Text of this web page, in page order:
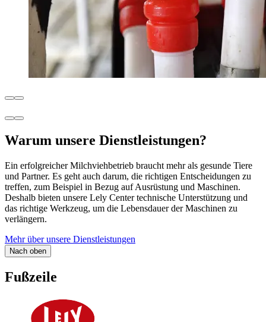
Warum unsere Dienstleistungen?
Ein erfolgreicher Milchviehbetrieb braucht mehr als gesunde Tiere
und Partner. Es geht auch darum, die richtigen Entscheidungen zu
treffen, zum Beispiel in Bezug auf Ausrüstung und Maschinen.
Deshalb bieten unsere Lely Center technische Unterstützung und
das richtige Werkzeug, um die Lebensdauer der Maschinen zu
verlängern.
Mehr über unsere Dienstleistungen
Nach oben
Fußzeile